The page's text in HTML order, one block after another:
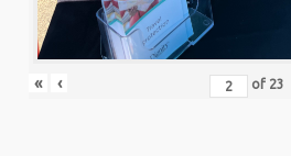
« ‹ of 23